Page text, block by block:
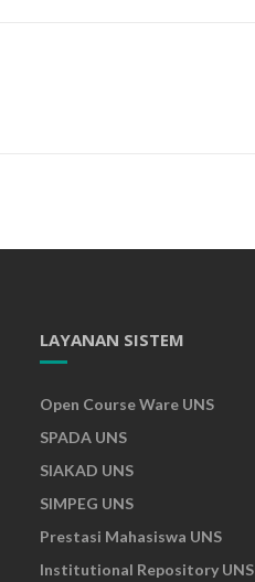
LAYANAN SISTEM
Open Course Ware UNS
SPADA UNS
SIAKAD UNS
SIMPEG UNS
Prestasi Mahasiswa UNS
Institutional Repository UNS